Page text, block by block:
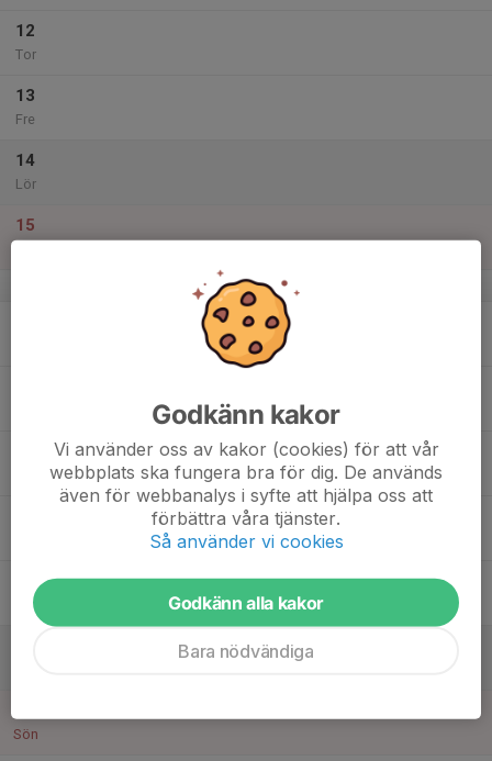
12
Tor
13
Fre
14
Lör
15
v.3
17:30
18:45
Träning på konstgräset Lyr
Konstgräsplanen vid Lyrfågelskolan
Fre
Sön
Godkänn kakor
Vi använder oss av kakor (cookies) för att vår
webbplats ska fungera bra för dig. De används
även för webbanalys i syfte att hjälpa oss att
förbättra våra tjänster.
Så använder vi cookies
Godkänn alla kakor
Bara nödvändiga